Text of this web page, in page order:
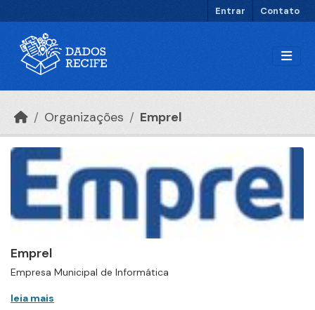
Entrar Contato
Organizações Emprel
Emprel
Empresa Municipal de Informática
leia mais